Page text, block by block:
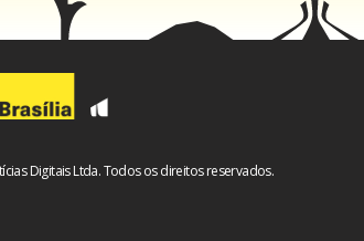
Digitais Ltda. Todos os direitos reservados.